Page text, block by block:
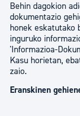
Behin dagokion
dokumentazio
honek eskatutako
inguruko
'Informazioa-
Kasu horietan,
zaio.
Eranskinen